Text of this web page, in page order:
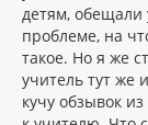
детям, обещали
проблеме, на
такое. Но я же
учитель тут же
кучу обзывок